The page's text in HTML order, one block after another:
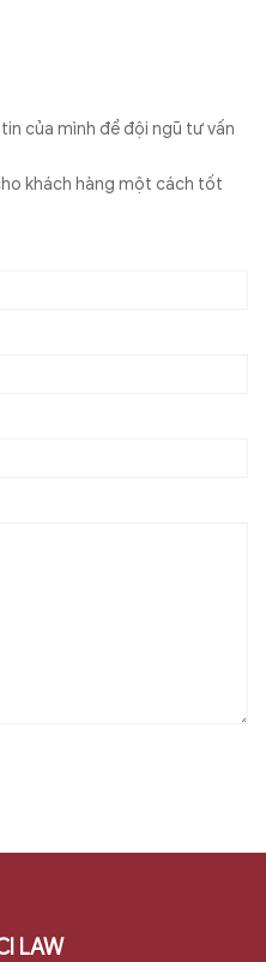
của mình để đội ngũ tư vấn
khách hàng một cách tốt
LAW